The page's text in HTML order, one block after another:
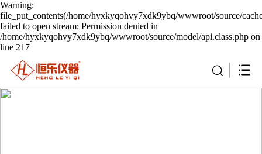
Warning:
file_put_contents(/home/hyxkyqohvy7xdk9ybq/wwwroot/source/
failed to open stream: Permission denied in
/home/hyxkyqohvy7xdk9ybq/wwwroot/source/model/api.class.php on
line 217